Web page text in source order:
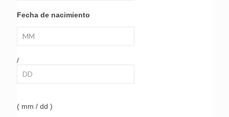
Fecha de nacimiento
/
( mm / dd )